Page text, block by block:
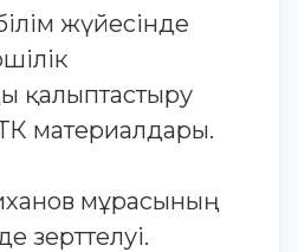
жүйесінде
қалыптастыру
материалдары.
мұрасының
зерттелуі.